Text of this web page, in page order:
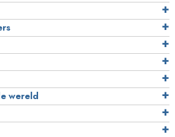
wereld